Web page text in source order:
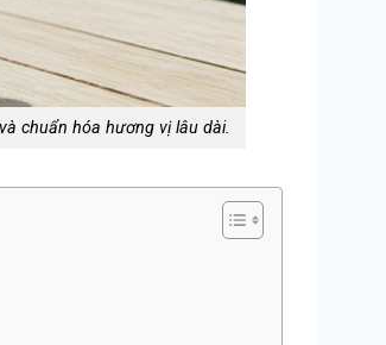
chuẩn hóa hương vị lâu dài.